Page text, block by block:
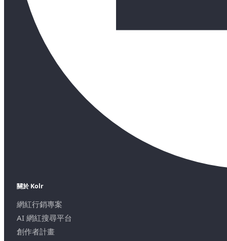
關於 Kolr
網紅行銷專案
AI 網紅搜尋平台
創作者計畫